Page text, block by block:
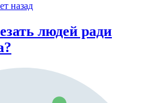
назад
людей ради